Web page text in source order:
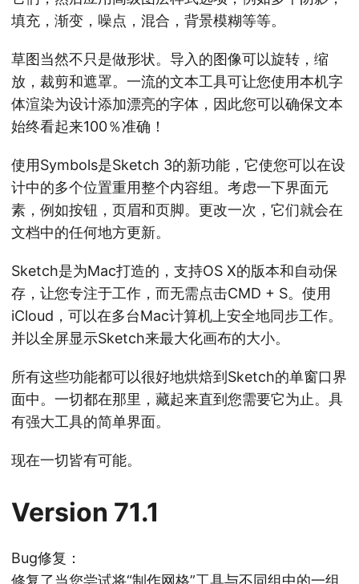
填充，渐变，噪点，混合，背景模糊等等。
草图当然不只是做形状。导入的图像可以旋转，缩
放，裁剪和遮罩。一流的文本工具可让您使用本机字
体渲染为设计添加漂亮的字体，因此您可以确保文本
始终看起来100％准确！
使用Symbols是Sketch 3的新功能，它使您可以在设
计中的多个位置重用整个内容组。考虑一下界面元
素，例如按钮，页眉和页脚。更改一次，它们就会在
文档中的任何地方更新。
Sketch是为Mac打造的，支持OS X的版本和自动保
存，让您专注于工作，而无需点击CMD + S。使用
iCloud，可以在多台Mac计算机上安全地同步工作。
并以全屏显示Sketch来最大化画布的大小。
所有这些功能都可以很好地烘焙到Sketch的单窗口界
面中。一切都在那里，藏起来直到您需要它为止。具
有强大工具的简单界面。
现在一切皆有可能。
Version 71.1
Bug修复：